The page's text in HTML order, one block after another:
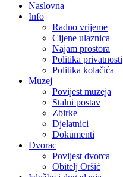
Naslovna
Info
Radno vrijeme
Cijene ulaznica
Najam prostora
Politika privatnosti
Politika kolačića
Muzej
Povijest muzeja
Stalni postav
Zbirke
Djelatnici
Dokumenti
Dvorac
Povijest dvorca
Obitelj Oršić